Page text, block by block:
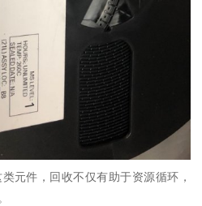
元件，回收不仅有助于资源循环，